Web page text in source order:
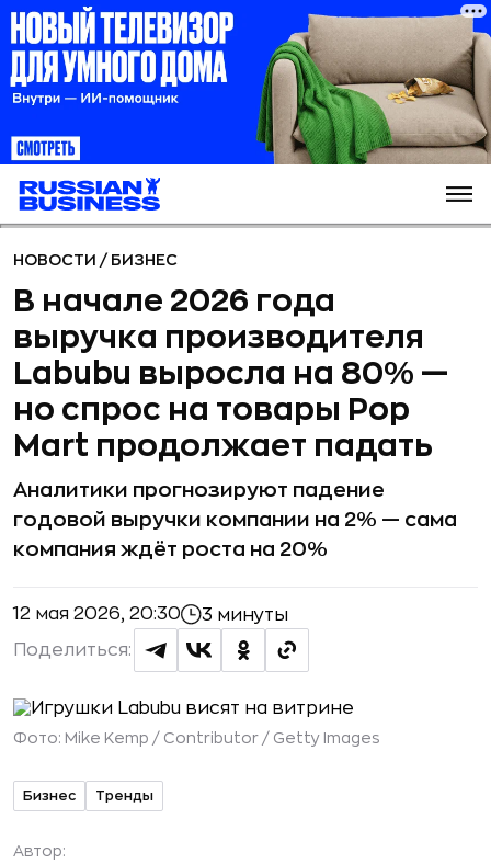
НОВОСТИ / БИЗНЕС
В начале 2026 года
выручка производителя
Labubu выросла на 80% —
но спрос на товары Pop
Mart продолжает падать
Аналитики прогнозируют падение
годовой выручки компании на 2% — сама
компания ждёт роста на 20%
12 мая 2026, 20:30 3 минуты
Поделиться:
Фото: Mike Kemp / Contributor / Getty Images
Бизнес Тренды
Автор: